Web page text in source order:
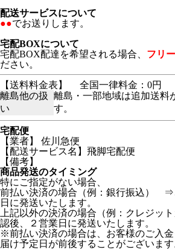
配送サービスについて
●●でお送りします。
宅配BOXについて
宅配BOX配達を希望される場合、 フリ
ださい。
【送料料金表】
全国一律料金：0円
離島他の扱
い
離島・一部地域は追加送料
す。
宅配便
【業者】 佐川急便
【配送サービス名】飛脚宅配便
【備考】
商品発送のタイミング
特にご指定がない場合、
前払い決済の場合（例：銀行振込） ⇒
日に発送いたします。
上記以外の決済の場合（例：クレジ
認後、２営業日に発送いたします。
※前払い決済の場合は、お客様のご入
届け予定日が前後することがございます